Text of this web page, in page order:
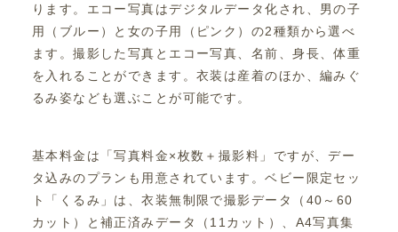
ります。エコー写真はデジタルデータ化され、男の子
用（ブルー）と女の子用（ピンク）の2種類から選べ
ます。撮影した写真とエコー写真、名前、身長、体重
を入れることができます。衣装は産着のほか、編みぐ
るみ姿なども選ぶことが可能です。
基本料金は「写真料金×枚数＋撮影料」ですが、デー
タ込みのプランも用意されています。ベビー限定セッ
ト「くるみ」は、衣装無制限で撮影データ（40～60
カット）と補正済みデータ（11カット）、A4写真集